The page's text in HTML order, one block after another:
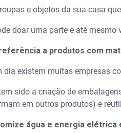
e objetos da sua casa
doar uma parte e até
a produtos com
dia existem muitas empresas
sido a criação de
em outros produtos) e
água e energia elétrica